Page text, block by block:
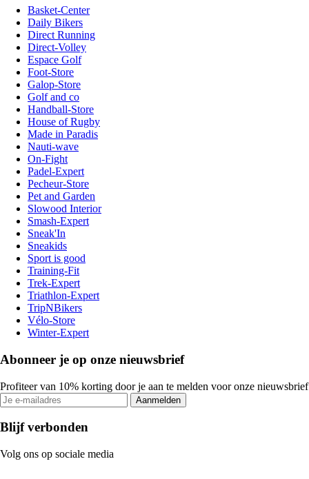
Basket-Center
Daily Bikers
Direct Running
Direct-Volley
Espace Golf
Foot-Store
Galop-Store
Golf and co
Handball-Store
House of Rugby
Made in Paradis
Nauti-wave
On-Fight
Padel-Expert
Pecheur-Store
Pet and Garden
Slowood Interior
Smash-Expert
Sneak'In
Sneakids
Sport is good
Training-Fit
Trek-Expert
Triathlon-Expert
TripNBikers
Vélo-Store
Winter-Expert
Abonneer je op onze nieuwsbrief
Profiteer van 10% korting door je aan te melden voor onze nieuwsbrief
Aanmelden
Blijf verbonden
Volg ons op sociale media